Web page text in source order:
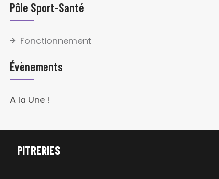
Pôle Sport-Santé
Fonctionnement
Évènements
A la Une !
PITRERIES